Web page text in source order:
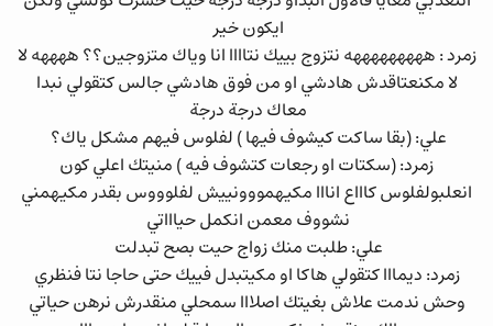
ايكون خير
زمرد : هههههههههه نتزوج بييك نتاااا انا وياك متزوجين؟؟ ههههه لا
لا مكنعتاقدش هادشي او من فوق هادشي جالس كتقولي نبدا
معاك درجة درجة
علي: (بقا ساكت كيشوف فيها ) لفلوس فيهم مشكل ياك؟
زمرد: (سكتات او رجعات كتشوف فيه ) منيتك اعلي كون
انعلبولفلوس كاااع انااا مكيهمووونييش لفلوووس بقدر مكيهمني
نشووف معمن انكمل حياااتي
علي: طلبت منك زواج حيت بصح تبدلت
زمرد: ديمااا كتقولي هاكا او مكيتبدل فييك حتى حاجا نتا فنظري
وحش ندمت علاش بغيتك اصلااا سمحلي منقدرش نرهن حياتي